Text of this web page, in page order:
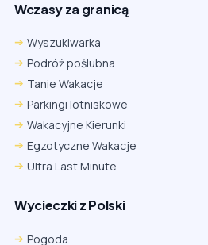
Wczasy za granicą
Wyszukiwarka
Podróż poślubna
Tanie Wakacje
Parkingi lotniskowe
Wakacyjne Kierunki
Egzotyczne Wakacje
Ultra Last Minute
Wycieczki z Polski
Pogoda